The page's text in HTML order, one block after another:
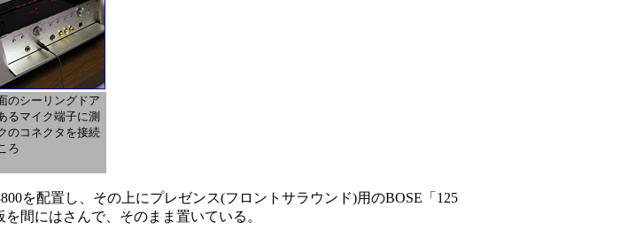
のシーリングドア
るマイク端子に測
のコネクタを接続
ろ
を配置し、その上にプレゼンス(フロントサラウンド)用のBOSE「125
間にはさんで、そのまま置いている。